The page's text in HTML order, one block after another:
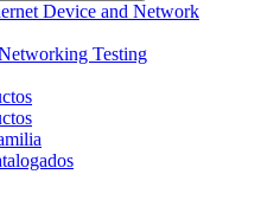
Device and Network
Testing